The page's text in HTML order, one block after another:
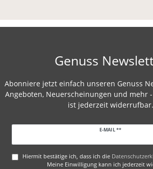
Genuss
Abonniere jetzt einfach unseren Genuss
Angeboten, Neuerscheinungen und mehr
ist jederzeit widerrufbar.
E-MAIL **
Hiermit bestätige ich, dass ich die
Meine Einwilligung kann ich jederzeit